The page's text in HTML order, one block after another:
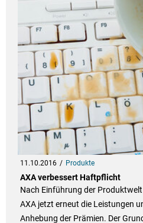
11.10.2016 Produkte
AXA verbessert Haftpflicht
Nach Einführung der
AXA jetzt erneut die Leistungen
Anhebung der Prämien. Der